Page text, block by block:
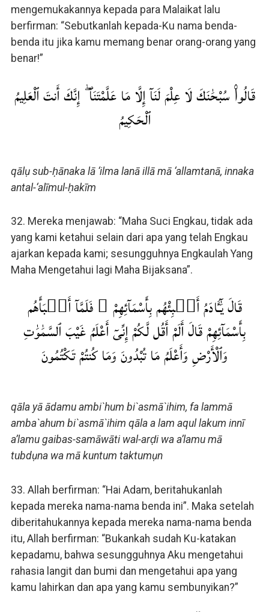
mengemukakannya kepada para Malaikat lalu
berfirman: “Sebutkanlah kepada-Ku nama benda-
benda itu jika kamu memang benar orang-orang yang
benar!”
قَالُوا۟ سُبْحَٰنَكَ لَا عِلْمَ لَنَآ إِلَّا مَا عَلَّمْتَنَآ ۖ إِنَّكَ أَنتَ ٱلْعَلِيمُ
ٱلْحَكِيمُ
qālụ sub-ḥānaka lā ‘ilma lanā illā mā ‘allamtanā, innaka
antal-‘alīmul-ḥakīm
32. Mereka menjawab: “Maha Suci Engkau, tidak ada
yang kami ketahui selain dari apa yang telah Engkau
ajarkan kepada kami; sesungguhnya Engkaulah Yang
Maha Mengetahui lagi Maha Bijaksana”.
قَالَ يَٰٓـَٔادَمُ أَنۢبِئْهُم بِأَسْمَآئِهِمْ ۖ فَلَمَّآ أَنۢبَأَهُم
بِأَسْمَآئِهِمْ قَالَ أَلَمْ أَقُل لَّكُمْ إِنِّىٓ أَعْلَمُ غَيْبَ ٱلسَّمَٰوَٰتِ
وَٱلْأَرْضِ وَأَعْلَمُ مَا تُبْدُونَ وَمَا كُنتُمْ تَكْتُمُونَ
qāla yā ādamu ambi`hum bi`asmā`ihim, fa lammā
amba`ahum bi`asmā`ihim qāla a lam aqul lakum innī
a’lamu gaibas-samāwāti wal-arḍi wa a’lamu mā
tubdụna wa mā kuntum taktumụn
33. Allah berfirman: “Hai Adam, beritahukanlah
kepada mereka nama-nama benda ini”. Maka setelah
diberitahukannya kepada mereka nama-nama benda
itu, Allah berfirman: “Bukankah sudah Ku-katakan
kepadamu, bahwa sesungguhnya Aku mengetahui
rahasia langit dan bumi dan mengetahui apa yang
kamu lahirkan dan apa yang kamu sembunyikan?”